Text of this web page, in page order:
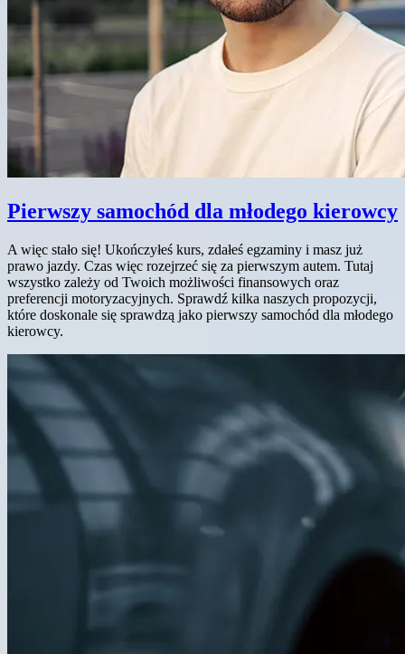
Pierwszy samochód dla młodego kierowcy
A więc stało się! Ukończyłeś kurs, zdałeś egzaminy i masz już
prawo jazdy. Czas więc rozejrzeć się za pierwszym autem. Tutaj
wszystko zależy od Twoich możliwości finansowych oraz
preferencji motoryzacyjnych. Sprawdź kilka naszych propozycji,
które doskonale się sprawdzą jako pierwszy samochód dla młodego
kierowcy.